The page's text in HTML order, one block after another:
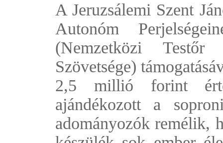
A Jeruzsálemi Szent
Autonóm
(Nemzetközi
Szövetsége)
2,5 millió forint
ajándékozott a
adományozók remélik,